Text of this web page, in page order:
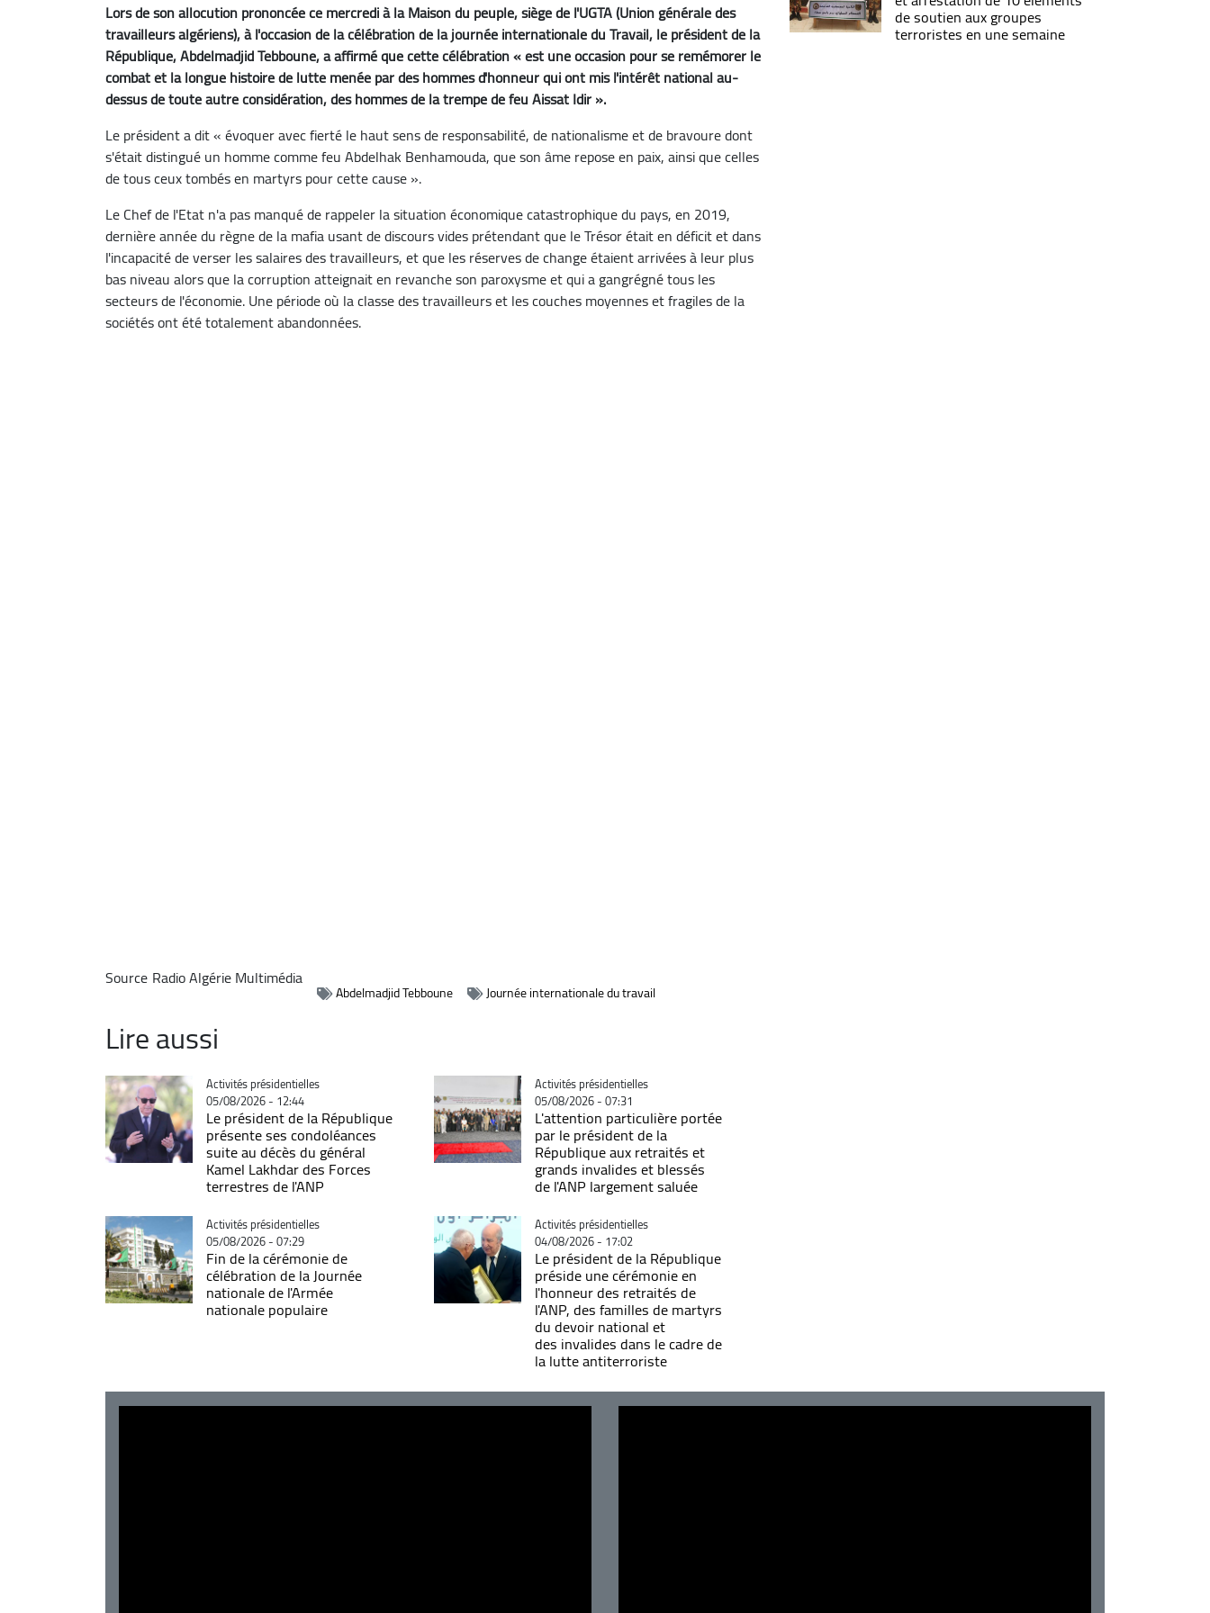
Lors de son allocution prononcée ce mercredi à la Maison du peuple, siège de l'UGTA (Union générale des
travailleurs algériens), à l'occasion de la célébration de la journée internationale du Travail, le président de la
République, Abdelmadjid Tebboune, a affirmé que cette célébration « est une occasion pour se remémorer le
combat et la longue histoire de lutte menée par des hommes d'honneur qui ont mis l'intérêt national au-
dessus de toute autre considération, des hommes de la trempe de feu Aissat Idir ».
Le président a dit « évoquer avec fierté le haut sens de responsabilité, de nationalisme et de bravoure dont
s'était distingué un homme comme feu Abdelhak Benhamouda, que son âme repose en paix, ainsi que celles
de tous ceux tombés en martyrs pour cette cause ».
Le Chef de l'Etat n'a pas manqué de rappeler la situation économique catastrophique du pays, en 2019,
dernière année du règne de la mafia usant de discours vides prétendant que le Trésor était en déficit et dans
l'incapacité de verser les salaires des travailleurs, et que les réserves de change étaient arrivées à leur plus
bas niveau alors que la corruption atteignait en revanche son paroxysme et qui a gangrégné tous les
secteurs de l'économie. Une période où la classe des travailleurs et les couches moyennes et fragiles de la
sociétés ont été totalement abandonnées.
Source Radio Algérie Multimédia
Abdelmadjid Tebboune Journée internationale du travail
Lire aussi
Catégorie
Activités présidentielles
05/08/2026 - 12:44
Le président de la République
présente ses condoléances
suite au décès du général
Kamel Lakhdar des Forces
terrestres de l'ANP
Catégorie
Activités présidentielles
05/08/2026 - 07:31
L'attention particulière portée
par le président de la
République aux retraités et
grands invalides et blessés
de l'ANP largement saluée
Catégorie
Activités présidentielles
05/08/2026 - 07:29
Fin de la cérémonie de
célébration de la Journée
nationale de l'Armée
nationale populaire
Catégorie
Activités présidentielles
04/08/2026 - 17:02
Le président de la République
préside une cérémonie en
l'honneur des retraités de
l'ANP, des familles de martyrs
du devoir national et
des invalides dans le cadre de
la lutte antiterroriste
de soutien aux groupes
terroristes en une semaine